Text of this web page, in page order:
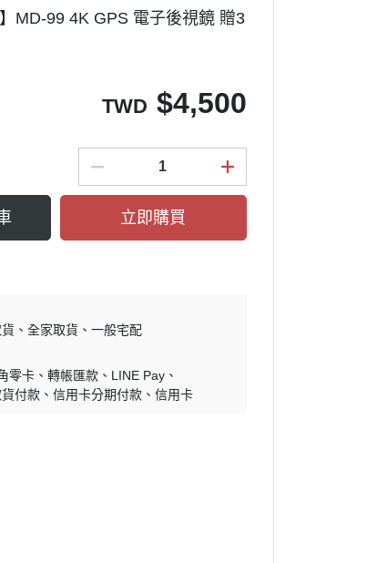
MD-99 4K GPS 電子後視鏡 贈3
TWD $4,500
立即購買
全家取貨
一般宅配
零卡 轉帳匯款
LINE Pay
付款 信用卡分期付款 信用卡